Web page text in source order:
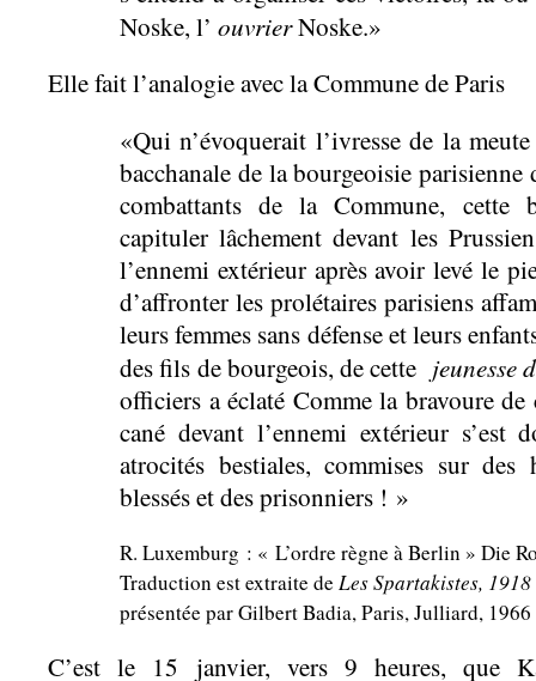
Noske, l’ ouvrierNoske.»
Elle fait l’analogie avec la Commune de Paris
«Qui n’évoquerait l’ivresse de la
bacchanale de la bourgeoisie parisienne
combattants de la Commune, cette
capituler lâchement devant les
l’ennemi extérieur après avoir levé le
d’affronter les prolétaires parisiens
leurs femmes sans défense et leurs
des fils de bourgeois, de cette jeunesse
officiers a éclaté Comme la bravoure
cané devant l’ennemi extérieur s’est
atrocités bestiales, commises sur des
blessés et des prisonniers ! »
R. Luxemburg : « L’ordre règne à Berlin » Die
Traduction est extraite de Les Spartakistes,
présentée par Gilbert Badia, Paris, Julliard,
C’est le 15 janvier, vers 9 heures, que